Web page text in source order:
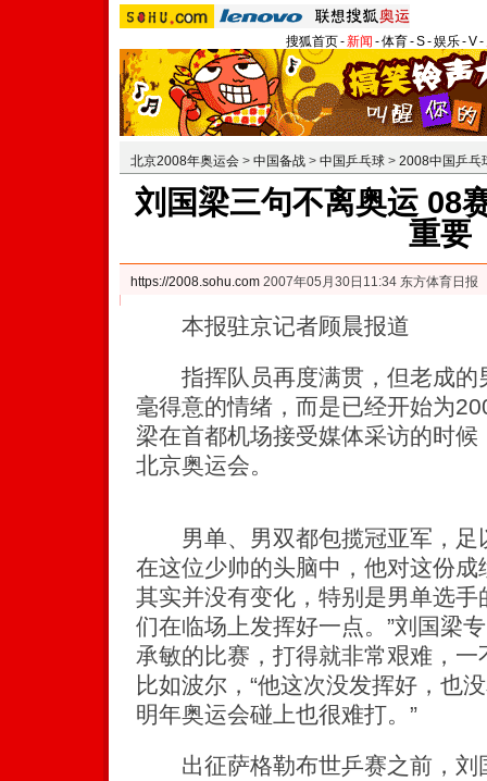
搜狐首页-新闻 -体育-S-娱乐-V-
北京2008年奥运会 > 中国备战 > 中国乒乓球 > 2008中国乒乓
刘国梁三句不离奥运 08
重要
https://2008.sohu.com 2007年05月30日11:34 东方体育日报
本报驻京记者顾晨报道
指挥队员再度满贯，但老成的
毫得意的情绪，而是已经开始为
梁在首都机场接受媒体采访的时
北京奥运会。
男单、男双都包揽冠亚军，足
在这位少帅的头脑中，他对这份成
其实并没有变化，特别是男单选
们在临场上发挥好一点。”刘国梁
承敏的比赛，打得就非常艰难，
比如波尔，“他这次没发挥好，也
明年奥运会碰上也很难打。”
出征萨格勒布世乒赛之前，刘